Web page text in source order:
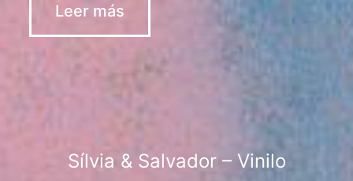
Leer más
Sílvia & Salvador – Vinilo